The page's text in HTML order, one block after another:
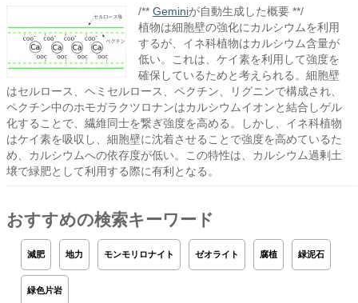
/** Geminiが自動生成した概要 **/
植物は細胞壁の強化にカルシウムを利用
するが、イネ科植物はカルシウム含量が
低い。これは、ケイ素を利用して強度を
確保しているためと考えられる。細胞壁
はセルロース、ヘミセルロース、ペクチン、リグニンで構成され、
ペクチン中のホモガラクツロナンはカルシウムイオンと結合しゲル
化することで、繊維同士を繋ぎ強度を高める。しかし、イネ科植物
はケイ素を吸収し、細胞壁に沈着させることで強度を高めているた
め、カルシウムへの依存度が低い。この特性は、カルシウム過剰土
壌で緑肥として利用する際に有利となる。
おすすめの検索キーワード
減肥 地力 モンモリロナイト ゼオライト 腐植 緑泥石
緑色片岩